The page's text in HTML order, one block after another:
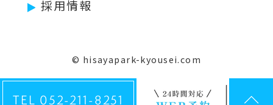
採用情報
© hisayapark-kyousei.com
TEL 052-211-8251